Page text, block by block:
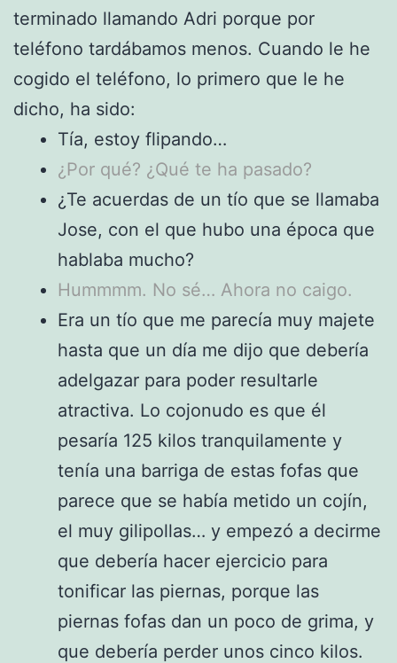
terminado llamando Adri porque por
teléfono tardábamos menos. Cuando le he
cogido el teléfono, lo primero que le he
dicho, ha sido:
Tía, estoy flipando…
¿Por qué? ¿Qué te ha pasado?
¿Te acuerdas de un tío que se llamaba
Jose, con el que hubo una época que
hablaba mucho?
Hummmm. No sé… Ahora no caigo.
Era un tío que me parecía muy majete
hasta que un día me dijo que debería
adelgazar para poder resultarle
atractiva. Lo cojonudo es que él
pesaría 125 kilos tranquilamente y
tenía una barriga de estas fofas que
parece que se había metido un cojín,
el muy gilipollas… y empezó a decirme
que debería hacer ejercicio para
tonificar las piernas, porque las
piernas fofas dan un poco de grima, y
que debería perder unos cinco kilos.